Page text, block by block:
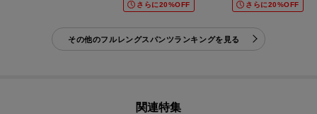
さらに20%OFF さらに20%OFF
その他のフルレングスパンツランキングを見る
関連特集